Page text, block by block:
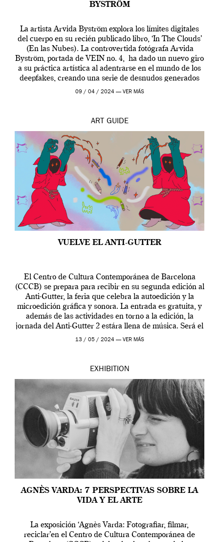
BYSTRÖM
La artista Arvida Byström explora los límites digitales
del cuerpo en su recién publicado libro, ‘In The Clouds’
(En las Nubes). La controvertida fotógrafa Arvida
Byström, portada de VEIN no. 4, ha dado un nuevo giro
a su práctica artística al adentrarse en el mundo de los
deepfakes, creando una serie de desnudos generados
por […]
09 / 04 / 2024 — VER MÁS
ART GUIDE
VUELVE EL ANTI-GUTTER
El Centro de Cultura Contemporánea de Barcelona
(CCCB) se prepara para recibir en su segunda edición al
Anti-Gutter, la feria que celebra la autoedición y la
microedición gráfica y sonora. La entrada es gratuita, y
además de las actividades en torno a la edición, la
jornada del Anti-Gutter 2 estára llena de música. Será el
[…]
13 / 05 / 2024 — VER MÁS
EXHIBITION
AGNÈS VARDA: 7 PERSPECTIVAS SOBRE LA
VIDA Y EL ARTE
La exposición ‘Agnès Varda: Fotografiar, filmar,
reciclar’en el Centro de Cultura Contemporánea de